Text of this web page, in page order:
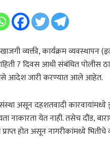
व्यक्ती, कार्यक्रम व्यवस्थापन
7 दिवस आधी संबंधित
असे आदेश जारी करण्यात आले आहेत.
असून दहशतवादी कारवायांमध्ये
नाकारता येत नाही. तसेच दौंड,
होत असून नागरीकांमध्ये